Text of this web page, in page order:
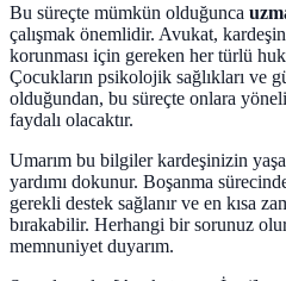
Bu süreçte mümkün olduğunca
çalışmak önemlidir. Avukat,
korunması için gereken her türlü
Çocukların psikolojik sağlıkları ve
olduğundan, bu süreçte onlara
faydalı olacaktır.
Umarım bu bilgiler kardeşinizin
yardımı dokunur. Boşanma
gerekli destek sağlanır ve en kısa
bırakabilir. Herhangi bir sorunuz
memnuniyet duyarım.